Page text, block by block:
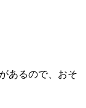
あるので、おそ